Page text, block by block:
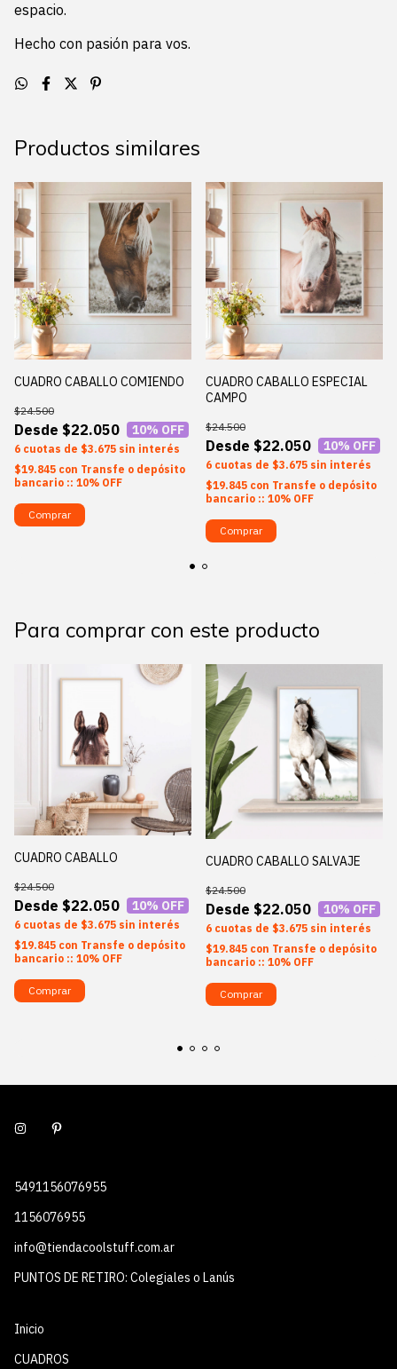
espacio.
Hecho con pasión para vos.
Productos similares
CUADRO CABALLO COMIENDO
$22.050
$24.500
10% OFF
6 $3.675 sin interés
$19.845 con Transfe o depósito
bancario :: 10% OFF
Comprar
CUADRO CABALLO ESPECIAL
CAMPO
$22.050
$24.500
10% OFF
6 $3.675 sin interés
$19.845 con Transfe o depósito
bancario :: 10% OFF
Comprar
Para comprar con este producto
CUADRO CABALLO
$22.050
$24.500
10% OFF
6 $3.675 sin interés
$19.845 con Transfe o depósito
bancario :: 10% OFF
Comprar
CUADRO CABALLO SALVAJE
$22.050
$24.500
10% OFF
6 $3.675 sin interés
$19.845 con Transfe o depósito
bancario :: 10% OFF
Comprar
5491156076955
1156076955
info@tiendacoolstuff.com.ar
PUNTOS DE RETIRO: Colegiales o Lanús
Inicio
CUADROS